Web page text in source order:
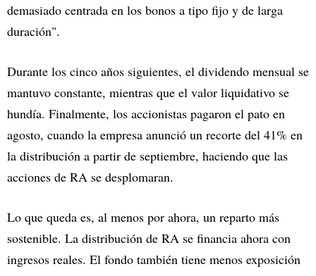
demasiado centrada en los bonos a tipo fijo y de larga
duración".
Durante los cinco años siguientes, el dividendo mensual se
mantuvo constante, mientras que el valor liquidativo se
hundía. Finalmente, los accionistas pagaron el pato en
agosto, cuando la empresa anunció un recorte del 41% en
la distribución a partir de septiembre, haciendo que las
acciones de RA se desplomaran.
Lo que queda es, al menos por ahora, un reparto más
sostenible. La distribución de RA se financia ahora con
ingresos reales. El fondo también tiene menos exposición